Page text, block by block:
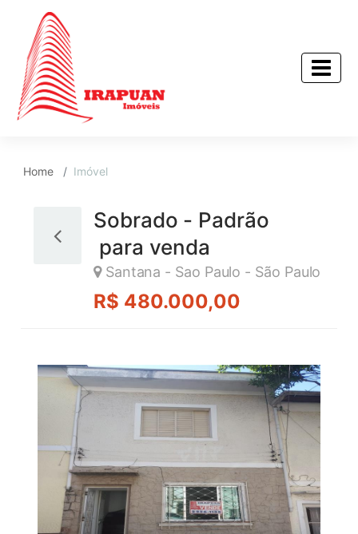
Home Imóvel
Sobrado - Padrão
para venda
Santana - Sao Paulo - São Paulo
R$ 480.000,00